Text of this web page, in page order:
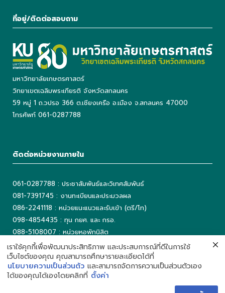
ที่อยู่/ติดต่อสอบถาม
มหาวิทยาลัยเกษตรศาสตร์
วิทยาเขตเฉลิมพระเกียรติ จังหวัดสกลนคร
59 หมู่ 1 ถ.วปรอ 366 ต.เชียงเครือ อ.เมือง จ.สกลนคร 47000
โทรศัพท์ 061-0287788
ติดต่อหน่วยงานภายใน
061-0287788 : ประชาสัมพันธ์และวิเทศสัมพันธ์
081-7391745 : งานทะเบียนและประมวลผล
086-2241118 : หน่วยแนะแนวและรับเข้า (ตรี/โท)
098-4854435 : ทุน กยศ. และ กรอ.
088-5108007 : หน่วยหอพักนิสิต
042-725042 ต่อ 5503 : งานเทคโนโลยีสารสนเทศ
042-725093 : ห้องสมุด
เราใช้คุกกี้เพื่อพัฒนาประสิทธิภาพ และประสบการณ์ที่ดีในการใช้
เว็บไซต์ของคุณ คุณสามารถศึกษารายละเอียดได้ที่
นโยบายความเป็นส่วนตัว และสามารถจัดการความเป็นส่วนตัวเอง
ได้ของคุณได้เองโดยคลิกที่ ตั้งค่า